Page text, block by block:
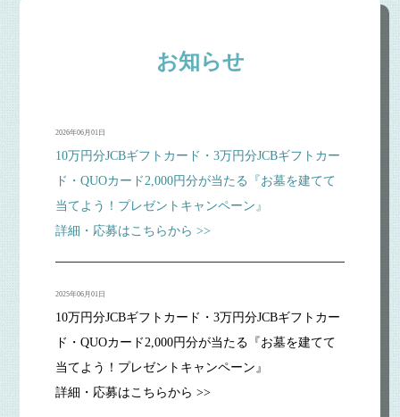
お知らせ
2026年06月01日
10万円分JCBギフトカード・3万円分JCBギフトカー
ド・QUOカード2,000円分が当たる『お墓を建てて
当てよう！プレゼントキャンペーン』
詳細・応募はこちらから >>
2025年06月01日
10万円分JCBギフトカード・3万円分JCBギフトカー
ド・QUOカード2,000円分が当たる『お墓を建てて
当てよう！プレゼントキャンペーン』
詳細・応募はこちらから >>